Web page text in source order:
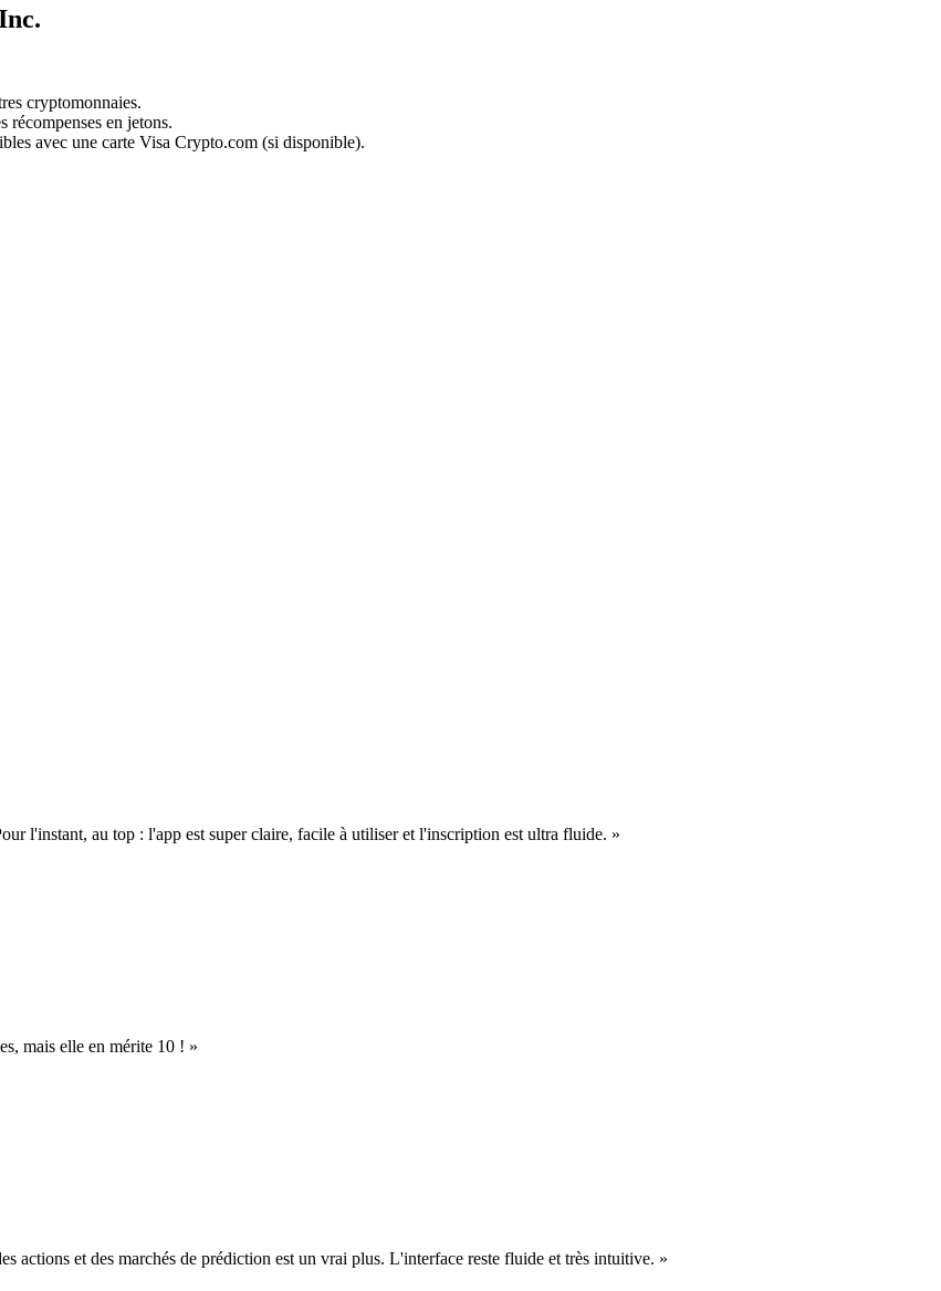
cryptomonnaies.
récompenses en jetons.
avec une carte Visa Crypto.com (si disponible).
l'instant, au top : l'app est super claire, facile à utiliser et l'inscription est ultra fluide. »
mais elle en mérite 10 ! »
actions et des marchés de prédiction est un vrai plus. L'interface reste fluide et très intuitive. »